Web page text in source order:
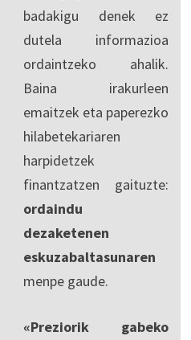
badakigu denek ez
dutela informazioa
ordaintzeko ahalik.
Baina irakurleen
emaitzek eta paperezko
hilabetekariaren
harpidetzek
finantzatzen gaituzte:
ordaindu
dezaketenen
eskuzabaltasunaren
menpe gaude.
«Preziorik gabeko